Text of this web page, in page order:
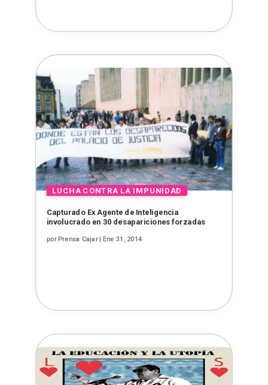
Capturado Ex Agente de Inteligencia
involucrado en 30 desapariciones forzadas
porPrensa Cajar| Ene 31, 2014